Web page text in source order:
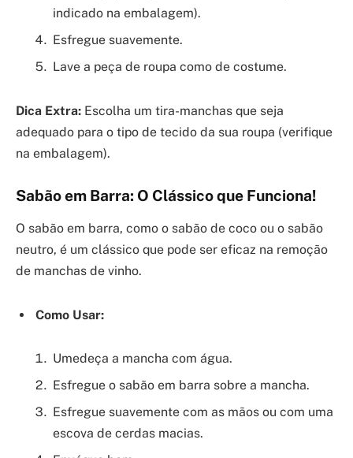
indicado na embalagem).
Esfregue suavemente.
Lave a peça de roupa como de costume.
Dica Extra: Escolha um tira-manchas que seja
adequado para o tipo de tecido da sua roupa (verifique
na embalagem).
Sabão em Barra: O Clássico que Funciona!
O sabão em barra, como o sabão de coco ou o sabão
neutro, é um clássico que pode ser eficaz na remoção
de manchas de vinho.
Como Usar:
Umedeça a mancha com água.
Esfregue o sabão em barra sobre a mancha.
Esfregue suavemente com as mãos ou com uma
escova de cerdas macias.